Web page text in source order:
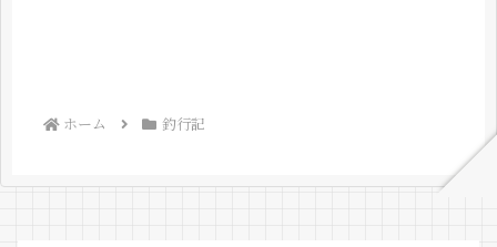
ホーム 釣行記